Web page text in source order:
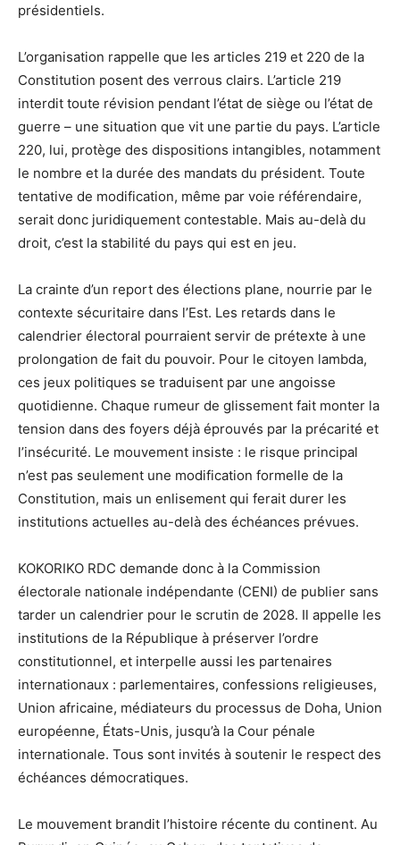
présidentiels.
L’organisation rappelle que les articles 219 et 220 de la
Constitution posent des verrous clairs. L’article 219
interdit toute révision pendant l’état de siège ou l’état de
guerre – une situation que vit une partie du pays. L’article
220, lui, protège des dispositions intangibles, notamment
le nombre et la durée des mandats du président. Toute
tentative de modification, même par voie référendaire,
serait donc juridiquement contestable. Mais au-delà du
droit, c’est la stabilité du pays qui est en jeu.
La crainte d’un report des élections plane, nourrie par le
contexte sécuritaire dans l’Est. Les retards dans le
calendrier électoral pourraient servir de prétexte à une
prolongation de fait du pouvoir. Pour le citoyen lambda,
ces jeux politiques se traduisent par une angoisse
quotidienne. Chaque rumeur de glissement fait monter la
tension dans des foyers déjà éprouvés par la précarité et
l’insécurité. Le mouvement insiste : le risque principal
n’est pas seulement une modification formelle de la
Constitution, mais un enlisement qui ferait durer les
institutions actuelles au-delà des échéances prévues.
KOKORIKO RDC demande donc à la Commission
électorale nationale indépendante (CENI) de publier sans
tarder un calendrier pour le scrutin de 2028. Il appelle les
institutions de la République à préserver l’ordre
constitutionnel, et interpelle aussi les partenaires
internationaux : parlementaires, confessions religieuses,
Union africaine, médiateurs du processus de Doha, Union
européenne, États-Unis, jusqu’à la Cour pénale
internationale. Tous sont invités à soutenir le respect des
échéances démocratiques.
Le mouvement brandit l’histoire récente du continent. Au